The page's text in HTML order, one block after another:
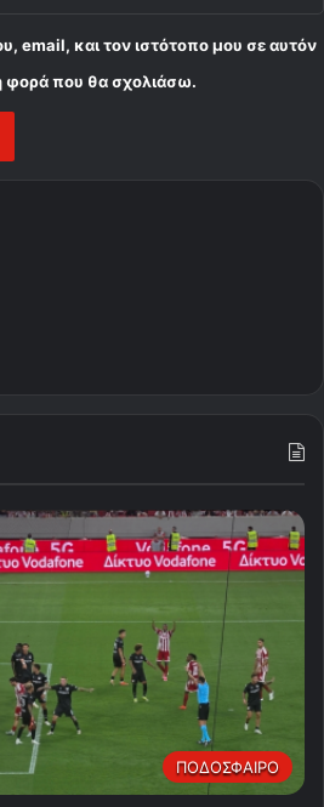
email, και τον ιστότοπο μου σε αυτόν
φορά που θα σχολιάσω.
ΠΟΔΟΣΦΑΙΡΟ